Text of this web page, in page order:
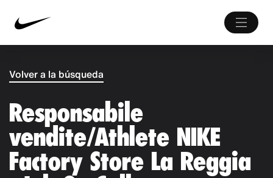
Volver a la búsqueda
Responsabile
vendite/Athlete NIKE
Factory Store La Reggia